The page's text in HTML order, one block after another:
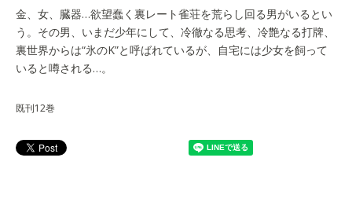
金、女、臓器…欲望蠢く裏レート雀荘を荒らし回る男がいるとい
う。その男、いまだ少年にして、冷徹なる思考、冷艶なる打牌、
裏世界からは“氷のK”と呼ばれているが、自宅には少女を飼って
いると噂される…。
既刊12巻